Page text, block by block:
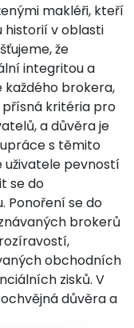
makléři, kteří
historií v oblasti
že
integritou a
brokera,
přísná kritéria pro
a důvěra je
s těmito
uživatele pevností
se do
Ponoření se do
brokerů
obchodních
zisků. V
důvěra a